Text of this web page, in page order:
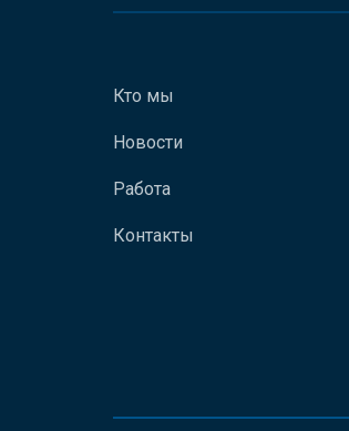
Кто мы
Новости
Работа
Контакты